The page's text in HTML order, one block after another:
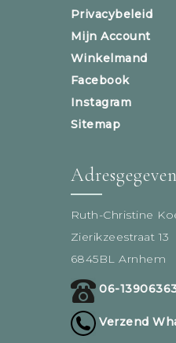
Privacybeleid
Mijn Account
Winkelmand
Facebook
Instagram
Sitemap
Ruth-Christine
Zierikzeestraat 13
6845BL Arnhem
06-
Verzend